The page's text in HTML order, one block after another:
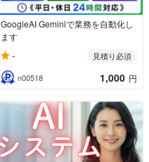
GoogleAI Geminiで業務を自動化し
ます
-
見積り必須
n00518
1,000 円